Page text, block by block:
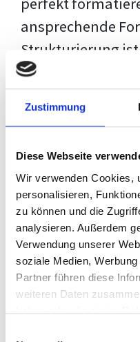
Zustimmung
Diese Webseite
Wir verwenden Cookies,
personalisieren,
zu können und die
analysieren. Außerdem
Verwendung unserer
soziale Medien,
Partner führen diese
weiteren Daten
haben oder die sie im
ansprechende
Strukturierung
wie der Inhalt
eigene
Schulung ist so
deiner
anstatt eine
Der Prozess des
Schreibens kann
Wissen eine
darstellen.
denTechniken
Kurses, wird die